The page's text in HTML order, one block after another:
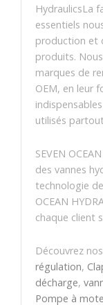
HydraulicsLa
essentiels
production et
produits.
marques de
OEM, en leur
utilisés
SEVEN
des vannes
technologie
OCEAN
chaque client
Découvrez
régulation,
décharge,
Pompe à